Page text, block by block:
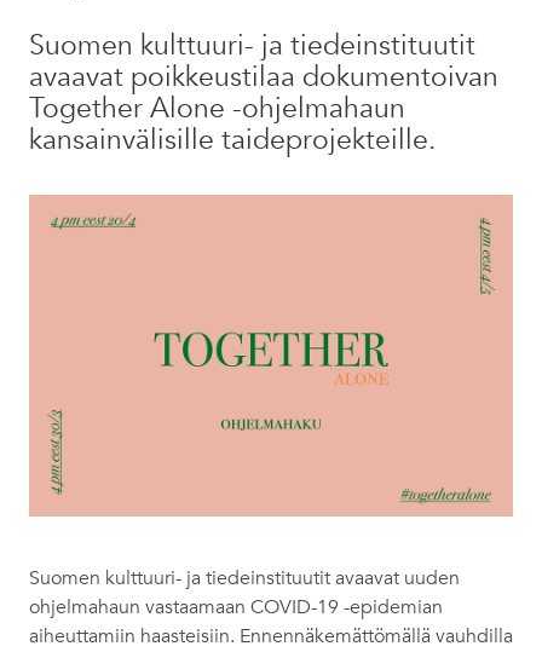
Suomen kulttuuri- ja tiedeinstituutit
avaavat poikkeustilaa dokumentoivan
Together Alone -ohjelmahaun
kansainvälisille taideprojekteille.
Suomen kulttuuri- ja tiedeinstituutit avaavat uuden
ohjelmahaun vastaamaan COVID-19 -epidemian
aiheuttamiin haasteisiin. Ennennäkemättömällä vauhdilla